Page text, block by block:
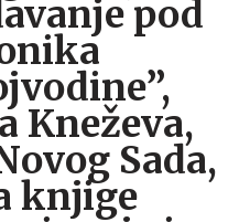
pod
Kneževa,
Sada,
knjige